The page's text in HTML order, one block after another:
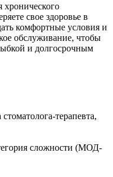
свое здоровье в
комфортные условия и
обслуживание, чтобы
и долгосрочным
терапевта,
сложности (МОД-